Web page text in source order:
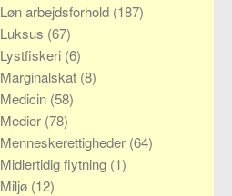
Løn arbejdsforhold (187)
Luksus (67)
Lystfiskeri (6)
Marginalskat (8)
Medicin (58)
Medier (78)
Menneskerettigheder (64)
Midlertidig flytning (1)
Miljø (12)